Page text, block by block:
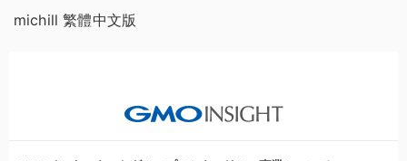
michill 繁體中文版